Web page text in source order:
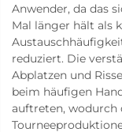
Anwender, da das
Mal länger hält als
reduziert. Die
Abplatzen und
beim häufigen
auftreten, wodurch